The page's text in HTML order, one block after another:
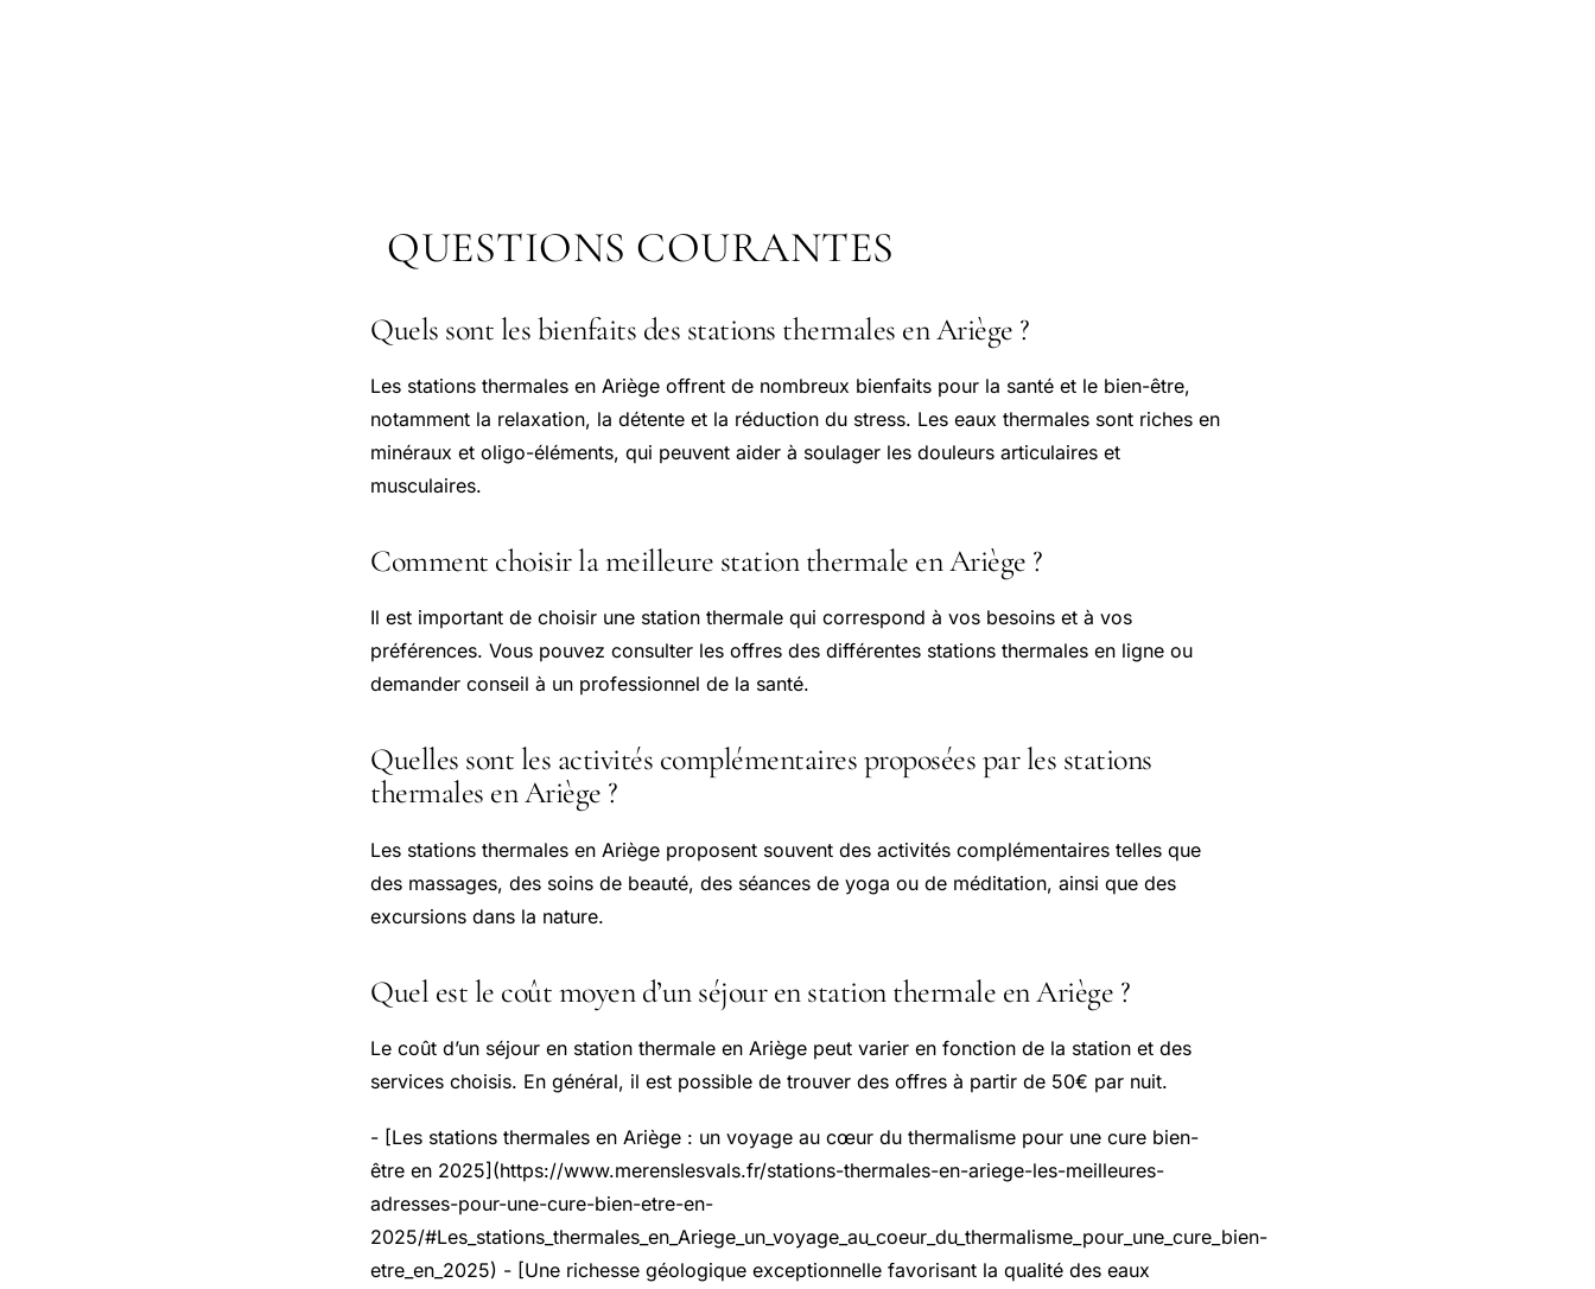
QUESTIONS COURANTES
Quels sont les bienfaits des stations thermales en Ariège ?
Les stations thermales en Ariège offrent de nombreux bienfaits pour la santé et le bien-être,
notamment la relaxation, la détente et la réduction du stress. Les eaux thermales sont riches en
minéraux et oligo-éléments, qui peuvent aider à soulager les douleurs articulaires et
musculaires.
Comment choisir la meilleure station thermale en Ariège ?
Il est important de choisir une station thermale qui correspond à vos besoins et à vos
préférences. Vous pouvez consulter les offres des différentes stations thermales en ligne ou
demander conseil à un professionnel de la santé.
Quelles sont les activités complémentaires proposées par les stations
thermales en Ariège ?
Les stations thermales en Ariège proposent souvent des activités complémentaires telles que
des massages, des soins de beauté, des séances de yoga ou de méditation, ainsi que des
excursions dans la nature.
Quel est le coût moyen d’un séjour en station thermale en Ariège ?
Le coût d’un séjour en station thermale en Ariège peut varier en fonction de la station et des
services choisis. En général, il est possible de trouver des offres à partir de 50€ par nuit.
- [Les stations thermales en Ariège : un voyage au cœur du thermalisme pour une cure bien-
être en 2025](https://www.merenslesvals.fr/stations-thermales-en-ariege-les-meilleures-
adresses-pour-une-cure-bien-etre-en-
2025/#Les_stations_thermales_en_Ariege_un_voyage_au_coeur_du_thermalisme_pour_une_cure_bien-
etre_en_2025) - [Une richesse géologique exceptionnelle favorisant la qualité des eaux